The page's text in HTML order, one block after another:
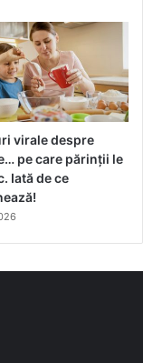
virale despre
pe care părinții le
Iată de ce